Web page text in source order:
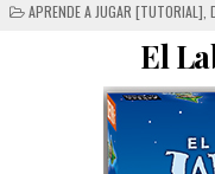
P
APRENDE A JUGAR [TUTORIAL]
El